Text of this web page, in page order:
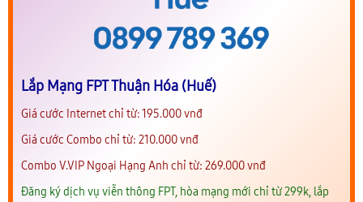
Lắp Mạng FPT Thuận Hóa (Huế)
Giá cước Internet chỉ từ: 195.000 vnđ
Giá cước Combo chỉ từ: 210.000 vnđ
Combo V.VIP Ngoại Hạng Anh chỉ từ: 269.000 vnđ
Đăng ký dịch vụ viễn thông FPT, hòa mạng mới chỉ từ 299k, lắp